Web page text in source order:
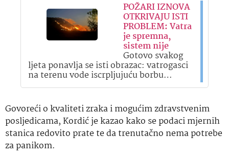
POŽARI IZNOVA
OTKRIVAJU ISTI
PROBLEM: Vatra
je spremna,
sistem nije
Gotovo svakog
ljeta ponavlja se isti obrazac: vatrogasci
na terenu vode iscrpljujuću borbu…
Govoreći o kvaliteti zraka i mogućim zdravstvenim
posljedicama, Kordić je kazao kako se podaci mjernih
stanica redovito prate te da trenutačno nema potrebe
za panikom.